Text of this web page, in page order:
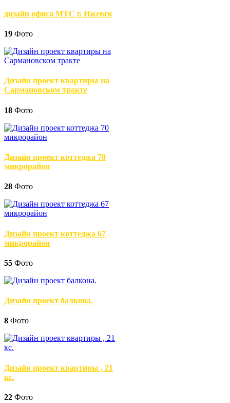
дизайн офиса МТС г. Ижевск
19 Фото
Дизайн проект квартиры на
Сармановском тракте
18 Фото
Дизайн проект коттеджа 70
микрорайон
28 Фото
Дизайн проект коттеджа 67
микрорайон
55 Фото
Дизайн проект балкона.
8 Фото
Дизайн проект квартиры , 21
кс.
22 Фото